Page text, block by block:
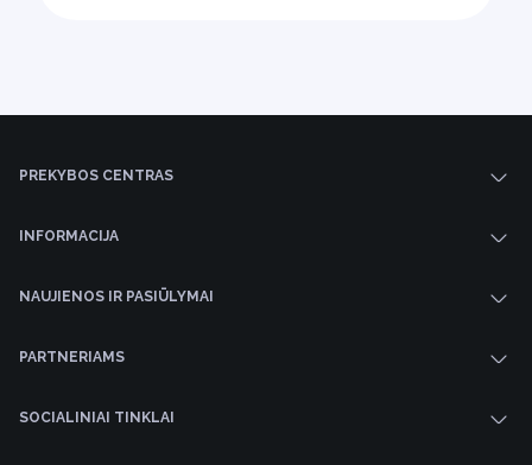
PREKYBOS CENTRAS
INFORMACIJA
NAUJIENOS IR PASIŪLYMAI
PARTNERIAMS
SOCIALINIAI TINKLAI